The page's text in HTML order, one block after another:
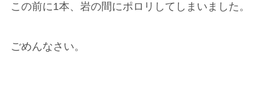
この前に1本、岩の間にポロリしてしまいました。
ごめんなさい。